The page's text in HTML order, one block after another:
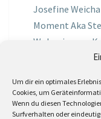
Um dir ein optimales
Cookies, um
Wenn du diesen
Surfverhalten oder
Josefine
Moment Aka
Wohnzimmer
Podcast Nr.01
MIRI IN THE